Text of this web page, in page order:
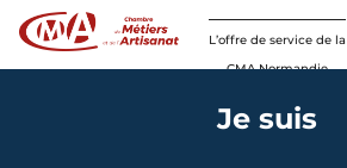
L’offre de service de la
CMA Normandie
Je suis
Panneau de gestion des cookies